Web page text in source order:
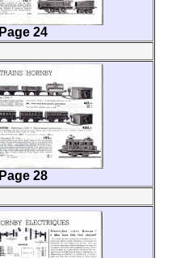
Page 24
Page 28